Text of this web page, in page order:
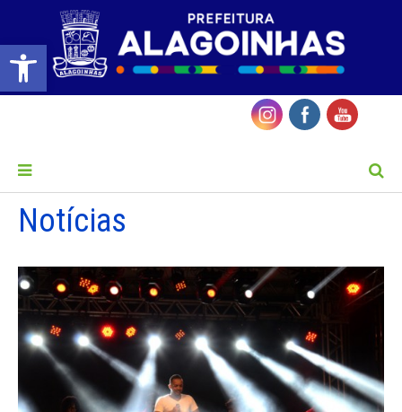
Barra de Ferramentas Aberta
Notícias